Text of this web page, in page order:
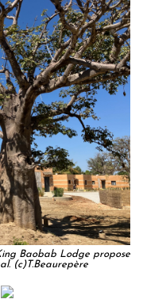
Baobab Lodge propose
(c)T.Beaurepère